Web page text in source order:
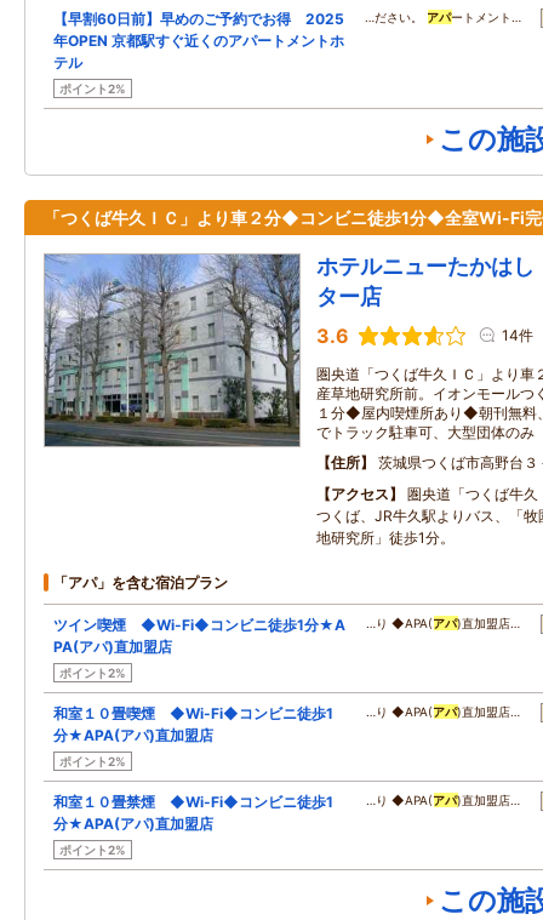
【早割60日前】早めのご予約でお得 2025
年OPEN 京都駅すぐ近くのアパートメントホ
テル
ポイント2%
…ださい。 アパートメント…
この施
「つくば牛久ＩＣ」より車２分◆コンビニ徒歩1分◆全室Wi-Fi
ホテルニューたかは
ター店
3.6 14件
圏央道「つくば牛久ＩＣ」より車
産草地研究所前。イオンモール
１分◆屋内喫煙所あり◆朝刊無料
でトラック駐車可、大型団体のみ
住所
茨城県つくば市高野台３
アクセス
圏央道「つくば牛
つくば、JR牛久駅よりバス、「
地研究所」徒歩1分。
「アパ」を含む宿泊プラン
ツイン喫煙 ◆Wi-Fi◆コンビニ徒歩1分★A
PA(アパ)直加盟店
ポイント2%
…り ◆APA(アパ)直加盟店…
和室１０畳喫煙 ◆Wi-Fi◆コンビニ徒歩1
分★APA(アパ)直加盟店
ポイント2%
…り ◆APA(アパ)直加盟店…
和室１０畳禁煙 ◆Wi-Fi◆コンビニ徒歩1
分★APA(アパ)直加盟店
ポイント2%
…り ◆APA(アパ)直加盟店…
この施